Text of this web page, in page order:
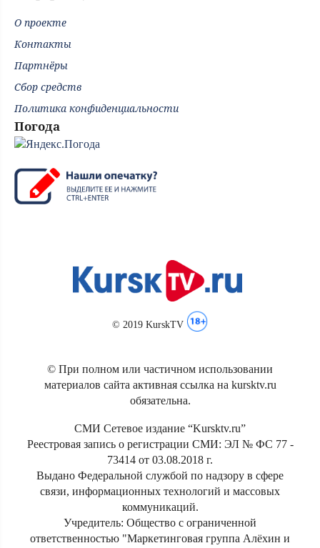
О проекте
Контакты
Партнёры
Сбор средств
Политика конфиденциальности
Погода
© 2019 KurskTV
© При полном или частичном использовании
материалов сайта активная ссылка на kursktv.ru
обязательна.
СМИ Сетевое издание “Kursktv.ru”
Реестровая запись о регистрации СМИ: ЭЛ № ФС 77 -
73414 от 03.08.2018 г.
Выдано Федеральной службой по надзору в сфере
связи, информационных технологий и массовых
коммуникаций.
Учредитель: Общество с ограниченной
ответственностью "Маркетинговая группа Алёхин и